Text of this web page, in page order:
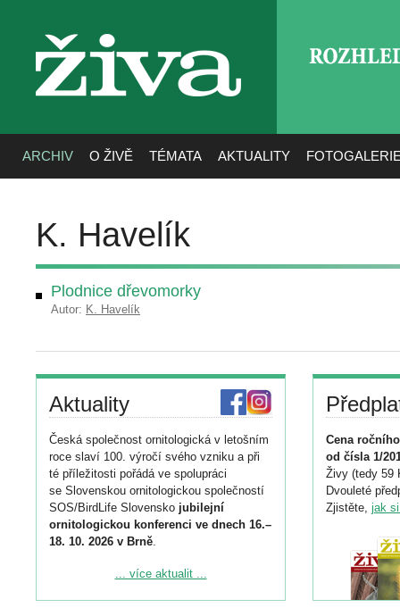
živa
ARCHIV O ŽIVĚ TÉMATA AKTUALITY
K. Havelík
Plodnice dřevomorky
Autor: K. Havelík
Aktuality
Česká společnost ornitologická v letošním
roce slaví 100. výročí svého vzniku a při
té příležitosti pořádá ve spolupráci
se Slovenskou ornitologickou společností
SOS/BirdLife Slovensko jubilejní
ornitologickou konferenci ve dnech 16.–
18. 10. 2026 v Brně.
Podrobnější informace ke konferenci
... více aktualit ...
Cena
od čísla 1/
Živy (tedy 59
Dvouleté
Zjistěte, jak